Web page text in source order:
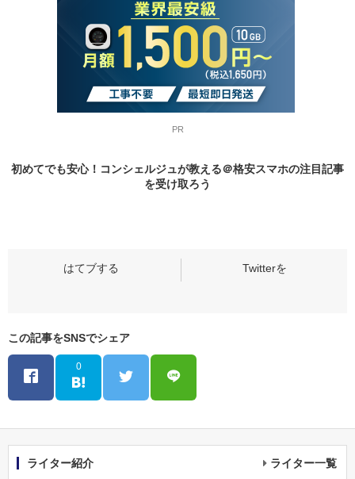
PR
初めてでも安心！コンシェルジュが教える＠格安スマホの注目記事
を受け取ろう
この記事をSNSでシェア
0
ライター紹介 ライター一覧